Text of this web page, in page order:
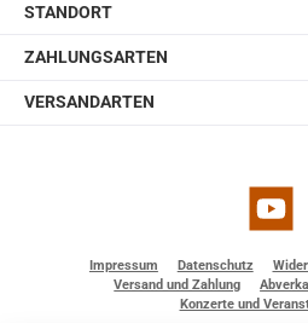
STANDORT
ZAHLUNGSARTEN
VERSANDARTEN
YouTube
Impressum Datenschutz
Versand und Zahlung
Konzerte und